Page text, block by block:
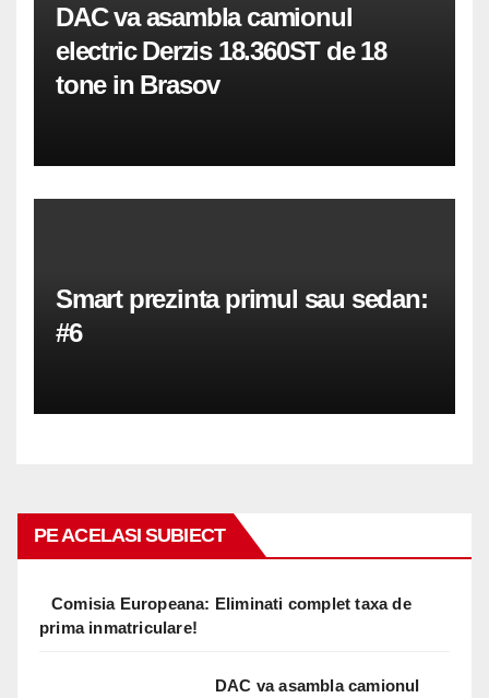
DAC va asambla camionul
electric Derzis 18.360ST de 18
tone in Brasov
Smart prezinta primul sau sedan:
#6
PE ACELASI SUBIECT
Comisia Europeana: Eliminati complet taxa de
prima inmatriculare!
DAC va asambla camionul